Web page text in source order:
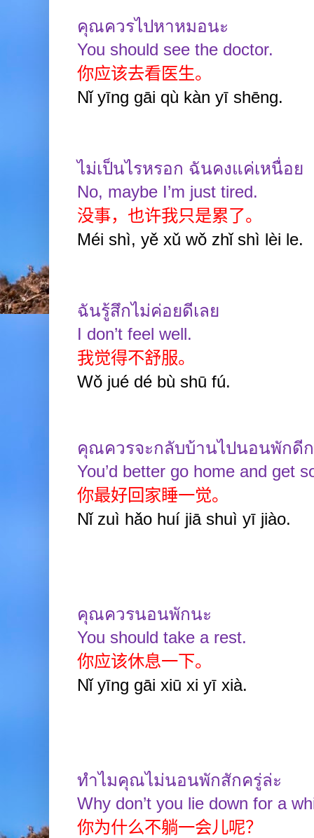
คุณควรไปหาหมอนะ
You should see the doctor.
你应该去看医生。
Nǐ yīng gāi qù kàn yī shēng.
ไม่เป็นไรหรอก ฉันคงแค่เหนื่อย
No, maybe I’m just tired.
没事，也许我只是累了。
Méi shì, yě xǔ wǒ zhǐ shì lèi le.
ฉันรู้สึกไม่ค่อยดีเลย
I don’t feel well.
我觉得不舒服。
Wǒ jué dé bù shū fú.
คุณควรจะกลับบ้านไปนอนพักดี
You’d better go home and get
你最好回家睡一觉。
Nǐ zuì hǎo huí jiā shuì yī jiào.
คุณควรนอนพักนะ
You should take a rest.
你应该休息一下。
Nǐ yīng gāi xiū xi yī xià.
ทำไมคุณไม่นอนพักสักครู่ล่ะ
Why don’t you lie down for a
你为什么不躺一会儿呢？